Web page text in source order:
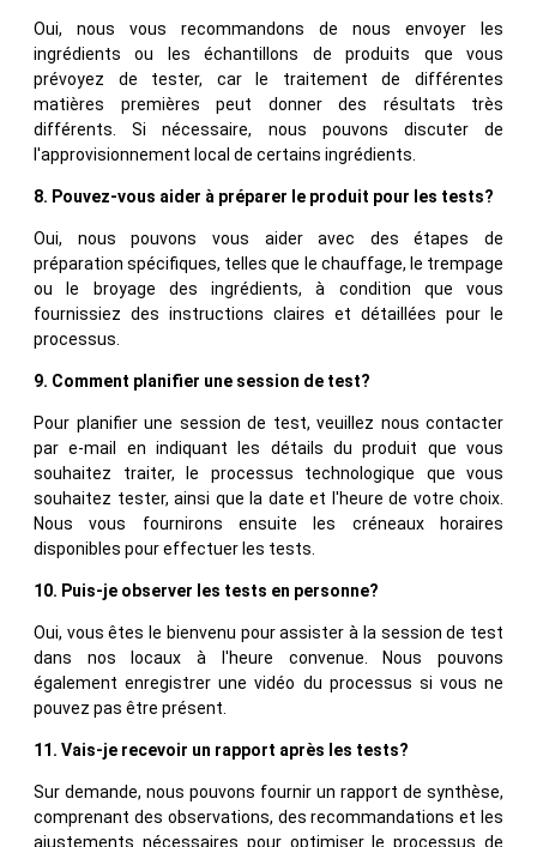
Oui, nous vous recommandons de nous envoyer les
ingrédients ou les échantillons de produits que vous
prévoyez de tester, car le traitement de différentes
matières premières peut donner des résultats très
différents. Si nécessaire, nous pouvons discuter de
l'approvisionnement local de certains ingrédients.
8. Pouvez-vous aider à préparer le produit pour les tests?
Oui, nous pouvons vous aider avec des étapes de
préparation spécifiques, telles que le chauffage, le trempage
ou le broyage des ingrédients, à condition que vous
fournissiez des instructions claires et détaillées pour le
processus.
9. Comment planifier une session de test?
Pour planifier une session de test, veuillez nous contacter
par e-mail en indiquant les détails du produit que vous
souhaitez traiter, le processus technologique que vous
souhaitez tester, ainsi que la date et l'heure de votre choix.
Nous vous fournirons ensuite les créneaux horaires
disponibles pour effectuer les tests.
10. Puis-je observer les tests en personne?
Oui, vous êtes le bienvenu pour assister à la session de test
dans nos locaux à l'heure convenue. Nous pouvons
également enregistrer une vidéo du processus si vous ne
pouvez pas être présent.
11. Vais-je recevoir un rapport après les tests?
Sur demande, nous pouvons fournir un rapport de synthèse,
comprenant des observations, des recommandations et les
ajustements nécessaires pour optimiser le processus de